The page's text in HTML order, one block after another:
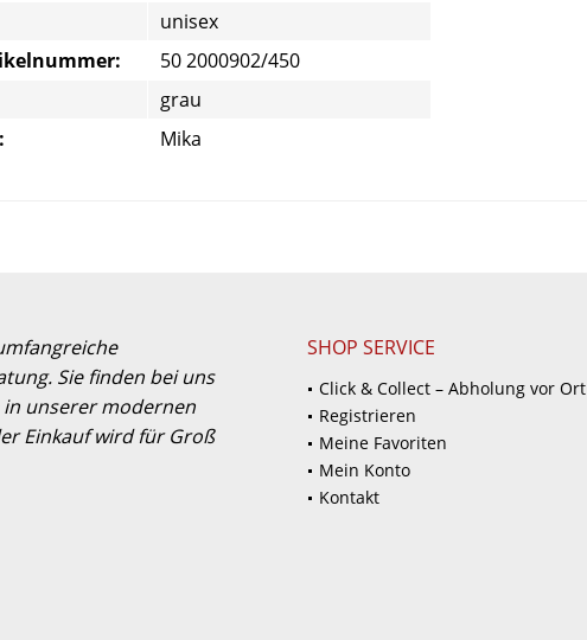
unisex
50 2000902/450
grau
Mika
Sie finden bei uns
in unserer modernen
Einkauf wird für Groß
SHOP SERVICE
Click & Collect – Abholung vor Ort
Registrieren
Meine Favoriten
Mein Konto
Kontakt